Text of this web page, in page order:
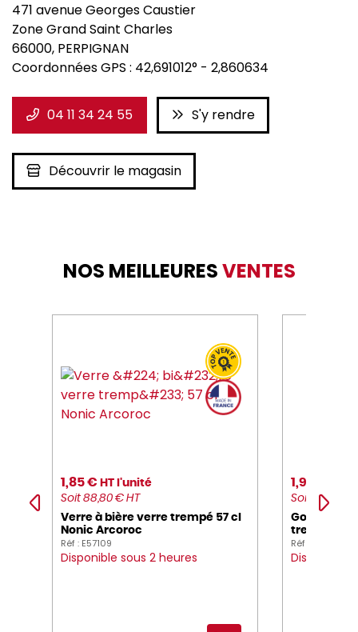
471 avenue Georges Caustier
Zone Grand Saint Charles
66000, PERPIGNAN
Coordonnées GPS : 42,691012° - 2,860634
04 11 34 24 55 S'y rendre
Découvrir le magasin
NOS MEILLEURESVENTES
1,85 € HT l'unité
Soit 88,80 € HT
Verre à bière verre trempé 57 cl
Nonic Arcoroc
Réf : E57109
Disponible sous 2 heures
1,95 €
Soit 23,40 €
Gobelet
trempé 35
Réf : E40129
Disponible